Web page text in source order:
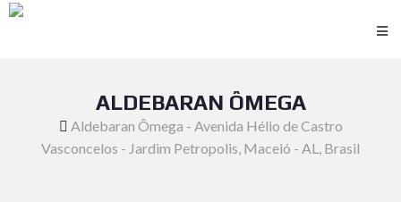
ALDEBARAN ÔMEGA
Aldebaran Ômega - Avenida Hélio de Castro
Vasconcelos - Jardim Petropolis, Maceió - AL, Brasil